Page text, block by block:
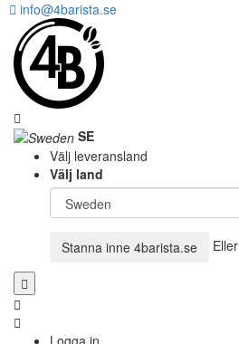
info@4barista.se
SE
Välj leveransland
Välj land
Stanna inne 4barista.se Eller